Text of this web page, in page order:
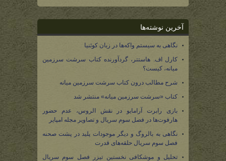
آخرین نوشته‌ها
نگاهی به سیستم واکه‌ها در زبان کوئنیا
کارل اف. هاستتر، گردآورنده کتاب سرشت سرزمین
میانه، کیست؟
شرح مطالب درون کتاب سرشت سرزمین میانه
کتاب «سرشت سرزمین میانه» منتشر شد
بازی رابرت آرامایو در نقش الروس، عدم حضور
هارفوت‌ها در فصل سوم سریال و تصاویر مجله امپایر
نگاهی به بالروگ و دیگر موجودات پلید در پشت صحنه
فصل سوم سریال حلقه‌های قدرت
تحلیل و موشکافی نخستین تیزر فصل سوم سریال